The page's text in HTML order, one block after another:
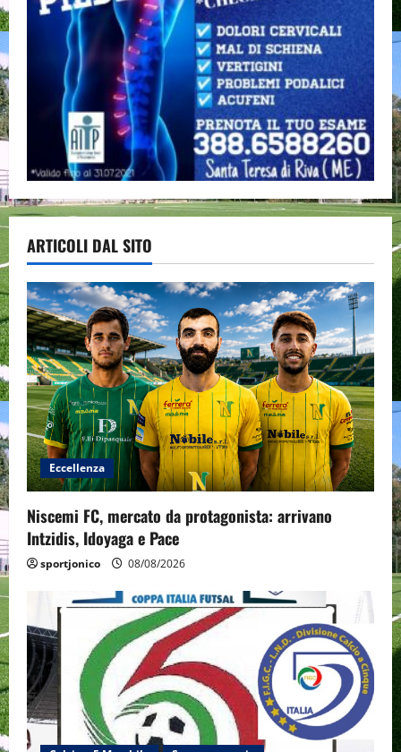
ARTICOLI DAL SITO
Eccellenza
Niscemi FC, mercato da protagonista: arrivano
Intzidis, Idoyaga e Pace
sportjonico 08/08/2026